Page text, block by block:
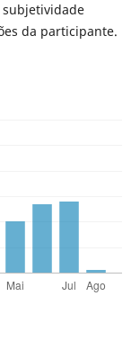
da participante.